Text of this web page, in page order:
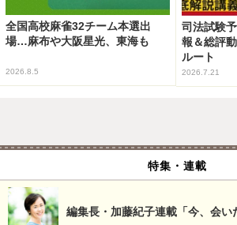
全国高校麻雀32チーム本選出
場…麻布や大阪星光、東海も
2026.8.5
司法試験
報＆総評
ルート
2026.7.21
特集・連載
編集長・加藤紀子連載「今、会い